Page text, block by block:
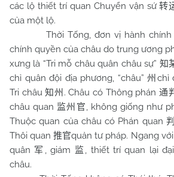
các lộ thiết trí quan Chuyển vận sứ转
của một lộ.
Thời Tống, đơn vị hành chính
chính quyền của châu do trung ương
xưng là “Tri mỗ châu quân châu sự” 知
chỉ quân đội địa phương, “châu” 州 chỉ
Tri châu知州 . Châu có Thông phán通
châu quan 监州官, không giống như
Thuộc quan của châu có Phán quan
Thôi quan推官quản tư pháp. Ngang
quân 军 , giám 监, thiết trí quan lại
châu.